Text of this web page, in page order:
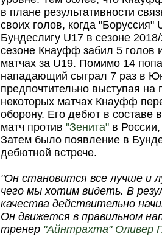
в плане результативности
своих голов, когда
Бундеслигу U17 в сезоне
сезоне Кнауфф забил 5 голов
матчах за U19. Помимо 14
нападающий сыграл 7 раз в
предпочтительно выступая на
некоторых матчах Кнауфф
оборону. Его дебют в составе
матч против"Зенита" в
Затем было появление в
дебютной встрече.
"Он становится все лучше и
чего мы хотим видеть. В
качества действительно
Он движется в правильном
тренер "Айнтрахта" Оливер